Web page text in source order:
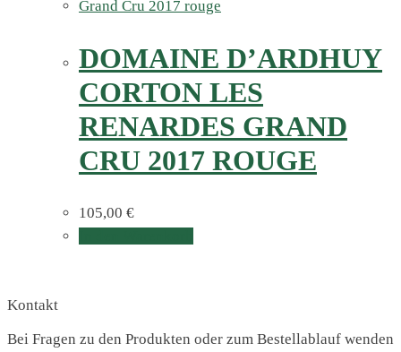
DOMAINE D’ARDHUY
CORTON LES
RENARDES GRAND
CRU 2017 ROUGE
105,00 €
Kontakt
Bei Fragen zu den Produkten oder zum Bestellablauf wenden